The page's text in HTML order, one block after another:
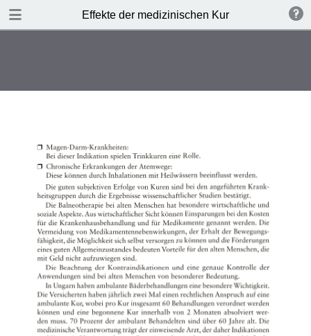
Effekte der medizinischen Kur
TABLE OF CONTENTS